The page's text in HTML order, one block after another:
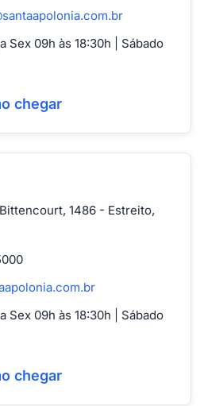
Sex 09h às 18:30h | Sábado
chegar
1486 - Estreito,
Sex 09h às 18:30h | Sábado
chegar